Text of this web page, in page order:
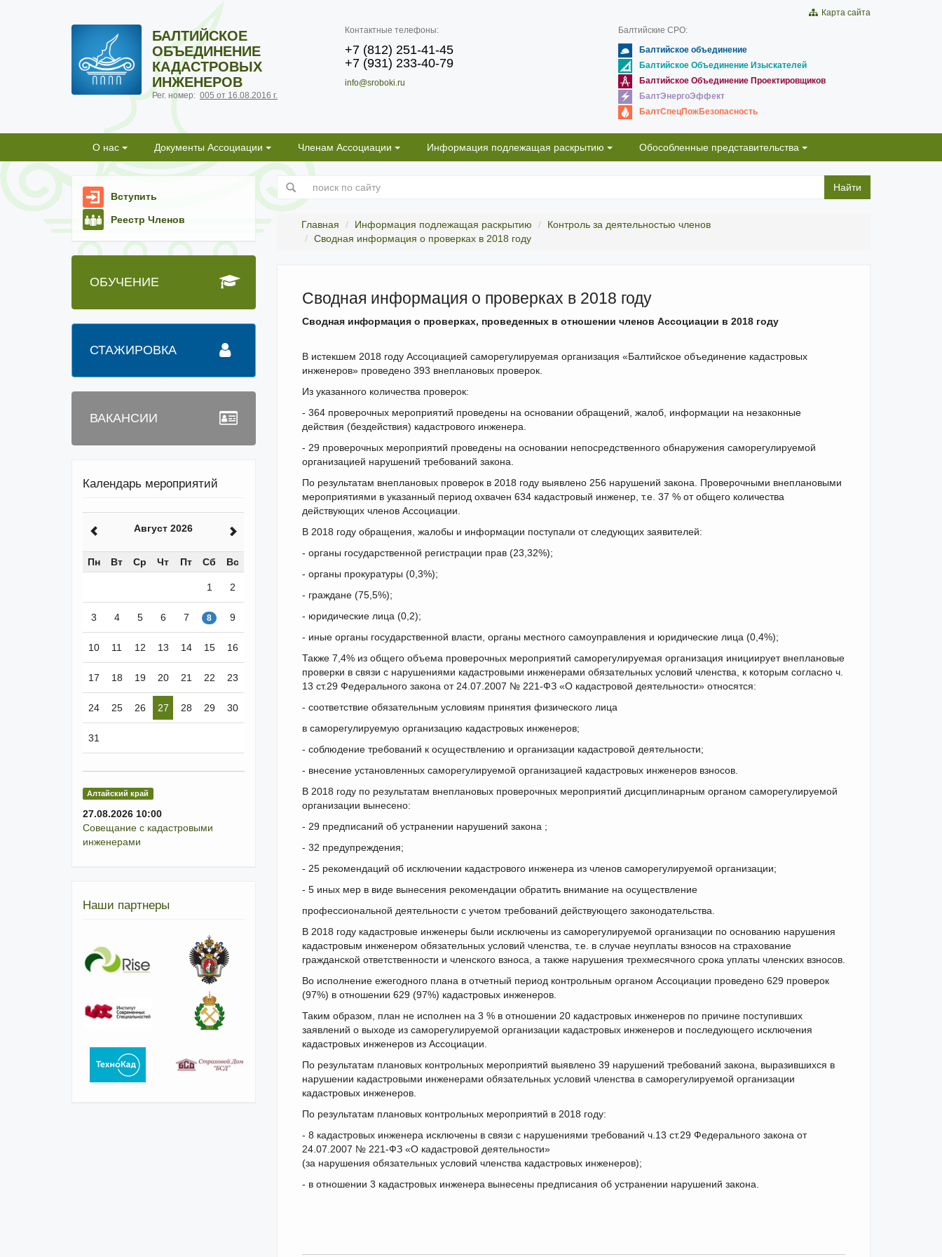
БАЛТИЙСКОЕ
ОБЪЕДИНЕНИЕ
КАДАСТРОВЫХ
ИНЖЕНЕРОВ
Рег. номер: 005 от 16.08.2016 г.
Контактные телефоны:
+7 (812) 251-41-45
+7 (931) 233-40-79
info@sroboki.ru
Карта сайта
Балтийские СРО:
Балтийское объединение
Балтийское Объединение Изыскателей
Балтийское Объединение Проектировщиков
БалтЭнергоЭффект
БалтСпецПожБезопасность
О нас Документы Ассоциации Членам Ассоциации Информация подлежащая раскрытию Обособленные представительства
Найти
Главная Информация подлежащая раскрытию
Контроль за деятельностью членов
Сводная информация о проверках в 2018 году
Сводная информация о проверках в 2018 году
Сводная информация о проверках, проведенных в отношении членов Ассоциации в 2018 году
В истекшем 2018 году Ассоциацией саморегулируемая организация «Балтийское объединение кадастровых
инженеров» проведено 393 внеплановых проверок.
Из указанного количества проверок:
- 364 проверочных мероприятий проведены на основании обращений, жалоб, информации на незаконные
действия (бездействия) кадастрового инженера.
- 29 проверочных мероприятий проведены на основании непосредственного обнаружения саморегулируемой
организацией нарушений требований закона.
По результатам внеплановых проверок в 2018 году выявлено 256 нарушений закона. Проверочными внеплановыми
мероприятиями в указанный период охвачен 634 кадастровый инженер, т.е. 37 % от общего количества
действующих членов Ассоциации.
В 2018 году обращения, жалобы и информации поступали от следующих заявителей:
- органы государственной регистрации прав (23,32%);
- органы прокуратуры (0,3%);
- граждане (75,5%);
- юридические лица (0,2);
- иные органы государственной власти, органы местного самоуправления и юридические лица (0,4%);
Также 7,4% из общего объема проверочных мероприятий саморегулируемая организация инициирует внеплановые
проверки в связи с нарушениями кадастровыми инженерами обязательных условий членства, к которым согласно ч.
13 ст.29 Федерального закона от 24.07.2007 № 221-ФЗ «О кадастровой деятельности» относятся:
- соответствие обязательным условиям принятия физического лица
в саморегулируемую организацию кадастровых инженеров;
- соблюдение требований к осуществлению и организации кадастровой деятельности;
- внесение установленных саморегулируемой организацией кадастровых инженеров взносов.
В 2018 году по результатам внеплановых проверочных мероприятий дисциплинарным органом саморегулируемой
организации вынесено:
- 29 предписаний об устранении нарушений закона ;
- 32 предупреждения;
- 25 рекомендаций об исключении кадастрового инженера из членов саморегулируемой организации;
- 5 иных мер в виде вынесения рекомендации обратить внимание на осуществление
профессиональной деятельности с учетом требований действующего законодательства.
В 2018 году кадастровые инженеры были исключены из саморегулируемой организации по основанию нарушения
кадастровым инженером обязательных условий членства, т.е. в случае неуплаты взносов на страхование
гражданской ответственности и членского взноса, а также нарушения трехмесячного срока уплаты членских взносов.
Во исполнение ежегодного плана в отчетный период контрольным органом Ассоциации проведено 629 проверок
(97%) в отношении 629 (97%) кадастровых инженеров.
Таким образом, план не исполнен на 3 % в отношении 20 кадастровых инженеров по причине поступивших
заявлений о выходе из саморегулируемой организации кадастровых инженеров и последующего исключения
кадастровых инженеров из Ассоциации.
По результатам плановых контрольных мероприятий выявлено 39 нарушений требований закона, выразившихся в
нарушении кадастровыми инженерами обязательных условий членства в саморегулируемой организации
кадастровых инженеров.
По результатам плановых контрольных мероприятий в 2018 году:
- 8 кадастровых инженера исключены в связи с нарушениями требований ч.13 ст.29 Федерального закона от
24.07.2007 № 221-ФЗ «О кадастровой деятельности»
(за нарушения обязательных условий членства кадастровых инженеров);
- в отношении 3 кадастровых инженера вынесены предписания об устранении нарушений закона.
Вступить
Реестр Членов
ОБУЧЕНИЕ
СТАЖИРОВКА
ВАКАНСИИ
Календарь мероприятий
Август 2026
Пн Вт Ср Чт Пт Сб Вс
1 2
3 4 5 6 7 8 9
10 11 12 13 14 15 16
17 18 19 20 21 22 23
24 25 26 27 28 29 30
31
Алтайский край
27.08.2026 10:00
Совещание с кадастровыми
инженерами
Наши партнеры